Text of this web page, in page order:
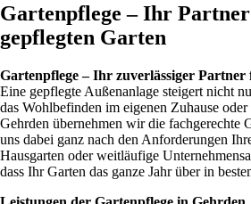
Gartenpflege – Ihr
gepflegten Garten
Gartenpflege – Ihr zuverlässiger Partner
Eine gepflegte Außenanlage steigert nicht
das Wohlbefinden im eigenen Zuhause
Gehrden übernehmen wir die fachgerechte
uns dabei ganz nach den Anforderungen
Hausgarten oder weitläufige
dass Ihr Garten das ganze Jahr über in